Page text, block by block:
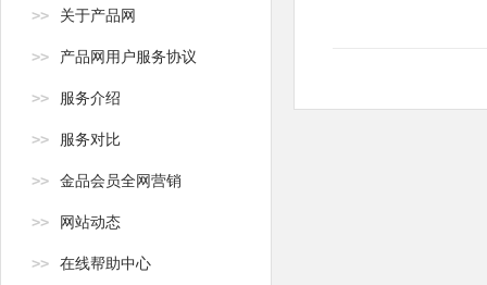
>> 关于产品网
>> 产品网用户服务协议
>> 服务介绍
>> 服务对比
>> 金品会员全网营销
>> 网站动态
>> 在线帮助中心